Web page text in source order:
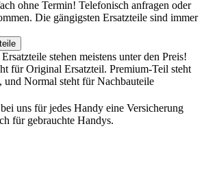
ohne Termin! Telefonisch anfragen oder
Die gängigsten Ersatzteile sind immer
stehen meistens unter den Preis!
für Original Ersatzteil. Premium-Teil steht
und Normal steht für Nachbauteile
uns für jedes Handy eine Versicherung
für gebrauchte Handys.